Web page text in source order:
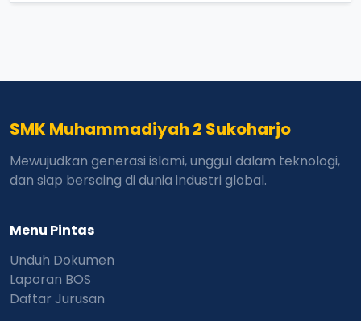
SMK Muhammadiyah 2 Sukoharjo
Mewujudkan generasi islami, unggul dalam teknologi,
dan siap bersaing di dunia industri global.
Menu Pintas
Unduh Dokumen
Laporan BOS
Daftar Jurusan